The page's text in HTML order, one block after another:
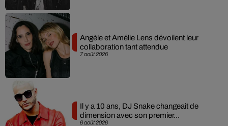
7 août 2026
Angèle et Amélie Lens dévoilent leur
collaboration tant attendue
6 août 2026
Il y a 10 ans, DJ Snake changeait de
dimension avec son premier...